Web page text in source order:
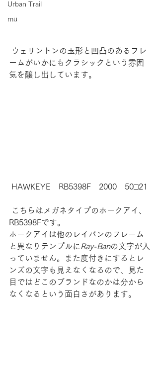
Urban Trail
mu
ームがいかにもクラシックという雰囲
気を醸し出しています。
HAWKEYE　RB5398F　2000　50□21
RB5398Fです。
ホークアイは他のレイバンのフレーム
と異なりテンプルに Ray-Banの文字が入
っていません。また度付きにするとレ
ンズの文字も見えなくなるので、見た
目ではどこのブランドなのかは分から
なくなるという面白さがあります。